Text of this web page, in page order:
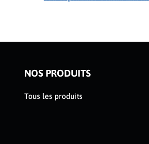
le slider de publications
NOS PRODUITS
Tous les produits